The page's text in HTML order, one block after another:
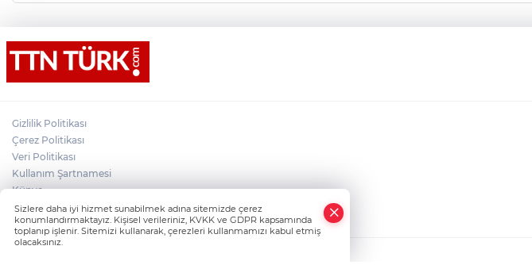
Gizlilik Politikası
Çerez Politikası
Veri Politikası
Kullanım Şartnamesi
Künye
İletişim
Sizlere daha iyi hizmet sunabilmek adına sitemizde çerez
konumlandırmaktayız. Kişisel verileriniz, KVKK ve GDPR kapsamında
toplanıp işlenir. Sitemizi kullanarak, çerezleri kullanmamızı kabul etmiş
olacaksınız.
Whatsapp